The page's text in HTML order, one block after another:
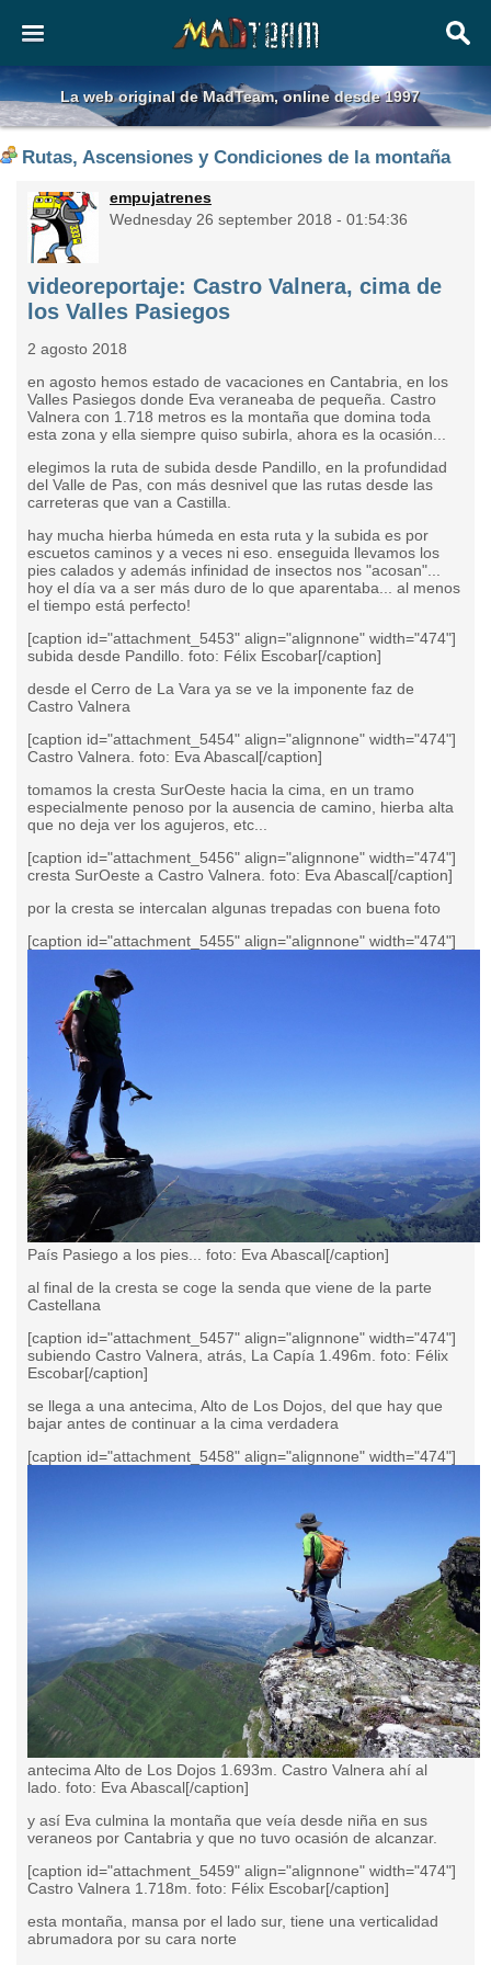
La web original de MadTeam, online desde 1997
Rutas, Ascensiones y Condiciones de la montaña
empujatrenes
Wednesday 26 september 2018 - 01:54:36
videoreportaje: Castro Valnera, cima de
los Valles Pasiegos
2 agosto 2018
en agosto hemos estado de vacaciones en Cantabria, en los
Valles Pasiegos donde Eva veraneaba de pequeña. Castro
Valnera con 1.718 metros es la montaña que domina toda
esta zona y ella siempre quiso subirla, ahora es la ocasión...
elegimos la ruta de subida desde Pandillo, en la profundidad
del Valle de Pas, con más desnivel que las rutas desde las
carreteras que van a Castilla.
hay mucha hierba húmeda en esta ruta y la subida es por
escuetos caminos y a veces ni eso. enseguida llevamos los
pies calados y además infinidad de insectos nos "acosan"...
hoy el día va a ser más duro de lo que aparentaba... al menos
el tiempo está perfecto!
[caption id="attachment_5453" align="alignnone" width="474"]
subida desde Pandillo. foto: Félix Escobar[/caption]
desde el Cerro de La Vara ya se ve la imponente faz de
Castro Valnera
[caption id="attachment_5454" align="alignnone" width="474"]
Castro Valnera. foto: Eva Abascal[/caption]
tomamos la cresta SurOeste hacia la cima, en un tramo
especialmente penoso por la ausencia de camino, hierba alta
que no deja ver los agujeros, etc...
[caption id="attachment_5456" align="alignnone" width="474"]
cresta SurOeste a Castro Valnera. foto: Eva Abascal[/caption]
por la cresta se intercalan algunas trepadas con buena foto
[caption id="attachment_5455" align="alignnone" width="474"]
País Pasiego a los pies... foto: Eva Abascal[/caption]
al final de la cresta se coge la senda que viene de la parte
Castellana
[caption id="attachment_5457" align="alignnone" width="474"]
subiendo Castro Valnera, atrás, La Capía 1.496m. foto: Félix
Escobar[/caption]
se llega a una antecima, Alto de Los Dojos, del que hay que
bajar antes de continuar a la cima verdadera
[caption id="attachment_5458" align="alignnone" width="474"]
antecima Alto de Los Dojos 1.693m. Castro Valnera ahí al
lado. foto: Eva Abascal[/caption]
y así Eva culmina la montaña que veía desde niña en sus
veraneos por Cantabria y que no tuvo ocasión de alcanzar.
[caption id="attachment_5459" align="alignnone" width="474"]
Castro Valnera 1.718m. foto: Félix Escobar[/caption]
esta montaña, mansa por el lado sur, tiene una verticalidad
abrumadora por su cara norte